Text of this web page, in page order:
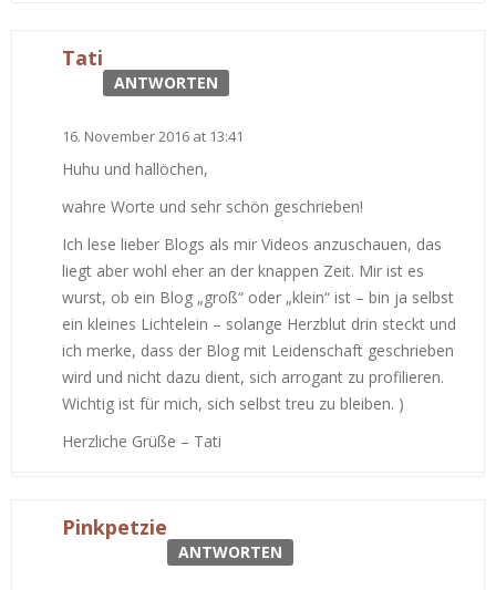
Tati
ANTWORTEN
16. November 2016 at 13:41
Huhu und hallöchen,
wahre Worte und sehr schön geschrieben!
Ich lese lieber Blogs als mir Videos anzuschauen, das
liegt aber wohl eher an der knappen Zeit. Mir ist es
wurst, ob ein Blog „groß“ oder „klein“ ist – bin ja selbst
ein kleines Lichtelein – solange Herzblut drin steckt und
ich merke, dass der Blog mit Leidenschaft geschrieben
wird und nicht dazu dient, sich arrogant zu profilieren.
Wichtig ist für mich, sich selbst treu zu bleiben. )
Herzliche Grüße – Tati
Pinkpetzie
ANTWORTEN